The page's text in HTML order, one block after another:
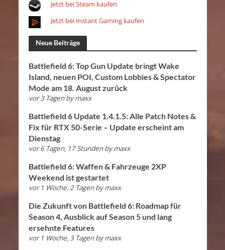
Jetzt bei Steam kaufen
Jetzt bei Instant Gaming kaufen
Neue Beiträge
Battlefield 6: Top Gun Update bringt Wake
Island, neuen POI, Custom Lobbies & Spectator
Mode am 18. August zurück
vor 3 Tagen bymaxx
Battlefield 6 Update 1.4.1.5: Alle Patch Notes &
Fix für RTX 50-Serie – Update erscheint am
Dienstag
vor 6 Tagen, 17 Stunden bymaxx
Battlefield 6: Waffen & Fahrzeuge 2XP
Weekend ist gestartet
vor 1 Woche, 2 Tagen bymaxx
Die Zukunft von Battlefield 6: Roadmap für
Season 4, Ausblick auf Season 5 und lang
ersehnte Features
vor 1 Woche, 3 Tagen bymaxx